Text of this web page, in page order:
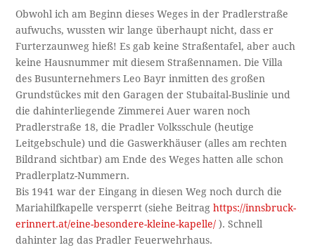
Obwohl ich am Beginn dieses Weges in der Pradlerstraße
aufwuchs, wussten wir lange überhaupt nicht, dass er
Furterzaunweg hieß! Es gab keine Straßentafel, aber auch
keine Hausnummer mit diesem Straßennamen. Die Villa
des Busunternehmers Leo Bayr inmitten des großen
Grundstückes mit den Garagen der Stubaital-Buslinie und
die dahinterliegende Zimmerei Auer waren noch
Pradlerstraße 18, die Pradler Volksschule (heutige
Leitgebschule) und die Gaswerkhäuser (alles am rechten
Bildrand sichtbar) am Ende des Weges hatten alle schon
Pradlerplatz-Nummern.
Bis 1941 war der Eingang in diesen Weg noch durch die
Mariahilfkapelle versperrt (siehe Beitraghttps://innsbruck-
erinnert.at/eine-besondere-kleine-kapelle/ ). Schnell
dahinter lag das Pradler Feuerwehrhaus.